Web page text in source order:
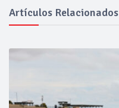
Artículos Relacionados